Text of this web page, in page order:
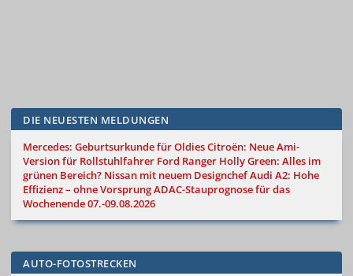
DIE NEUESTEN MELDUNGEN
Mercedes: Geburtsurkunde für OldiesCitroën: Neue Ami-
Version für Rollstuhlfahrer Ford Ranger Holly Green: Alles im
grünen Bereich? Nissan mit neuem DesignchefAudi A2: Hohe
Effizienz – ohne VorsprungADAC-Stauprognose für das
Wochenende 07.-09.08.2026
AUTO-FOTOSTRECKEN